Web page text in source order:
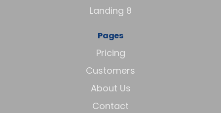
Landing 8
Pages
Pricing
Customers
About Us
Contact